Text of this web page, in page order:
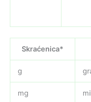
Skraćenica*
g
mg